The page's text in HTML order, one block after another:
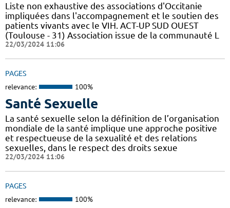
Liste non exhaustive des associations d'Occitanie
impliquées dans l'accompagnement et le soutien des
patients vivants avec le VIH. ACT-UP SUD OUEST
(Toulouse - 31) Association issue de la communauté L
22/03/2024 11:06
PAGES
relevance: 100%
Santé Sexuelle
La santé sexuelle selon la définition de l’organisation
mondiale de la santé implique une approche positive
et respectueuse de la sexualité et des relations
sexuelles, dans le respect des droits sexue
22/03/2024 11:06
PAGES
relevance: 100%